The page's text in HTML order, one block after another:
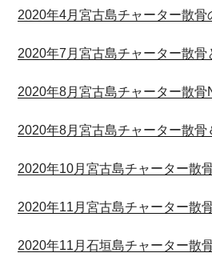
2020年4月宮古島チャーター散骨
2020年7月宮古島チャーター散骨
2020年8月宮古島チャーター散骨
2020年8月宮古島チャーター散骨
2020年10月宮古島チャーター散
2020年11月宮古島チャーター散
2020年11月石垣島チャーター散